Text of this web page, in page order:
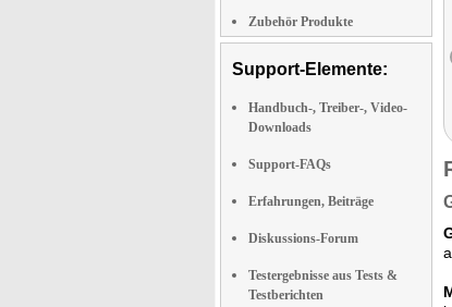
Zubehör Produkte
Support-Elemente:
Handbuch-, Treiber-, Video-
Downloads
Support-FAQs
Erfahrungen, Beiträge
Diskussions-Forum
Testergebnisse aus Tests &
Testberichten